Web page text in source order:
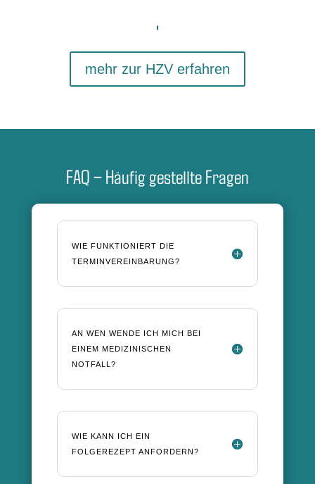
mehr zur HZV erfahren
FAQ – Häufig gestellte Fragen
WIE FUNKTIONIERT DIE
TERMINVEREINBARUNG?
AN WEN WENDE ICH MICH BEI
EINEM MEDIZINISCHEN
NOTFALL?
WIE KANN ICH EIN
FOLGEREZEPT ANFORDERN?